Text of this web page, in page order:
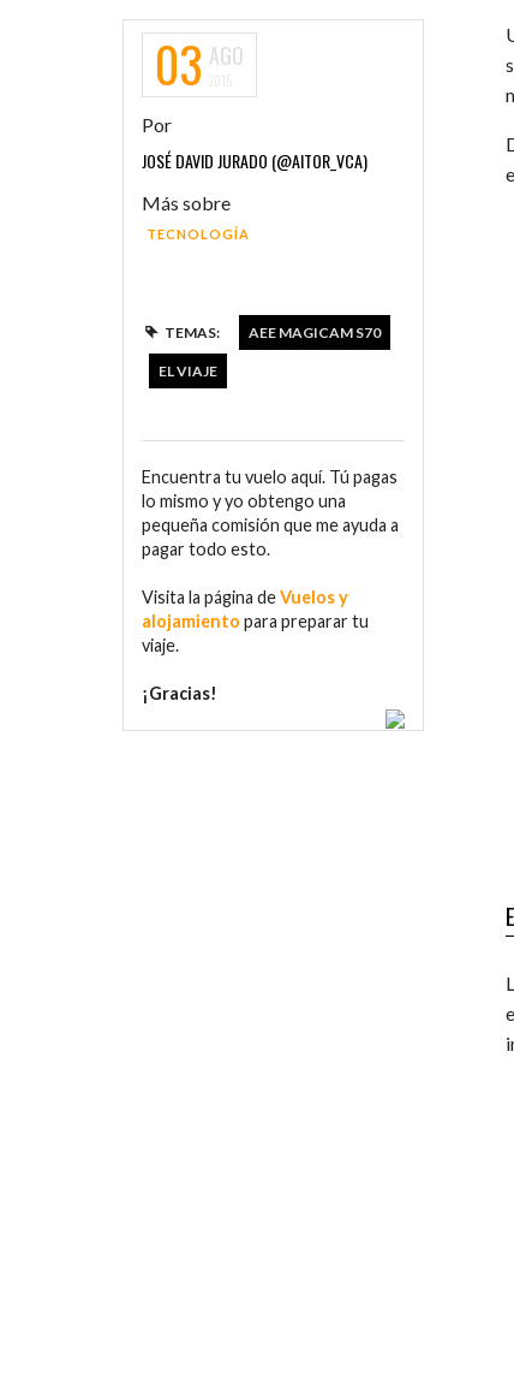
03 AGO
Por
JOSÉ DAVID JURADO (@AITOR_VCA)
Más sobre
TECNOLOGÍA
TEMAS: AEE MAGICAM S70
EL VIAJE
Encuentra tu vuelo aquí. Tú pagas
lo mismo y yo obtengo una
pequeña comisión que me ayuda a
pagar todo esto.
Visita la página deVuelos y
alojamiento para preparar tu
viaje.
¡Gracias!